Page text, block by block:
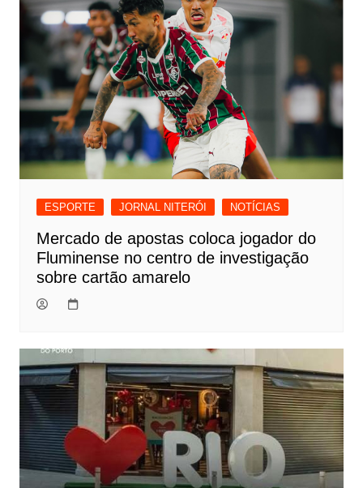
ESPORTE JORNAL NITERÓI NOTÍCIAS
Mercado de apostas coloca jogador do
Fluminense no centro de investigação
sobre cartão amarelo